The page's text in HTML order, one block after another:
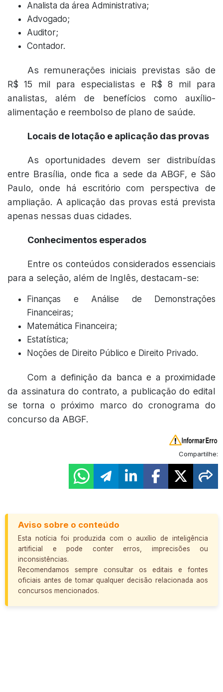
Analista da área Administrativa;
Advogado;
Auditor;
Contador.
As remunerações iniciais previstas são de
R$ 15 mil para especialistas e R$ 8 mil para
analistas, além de benefícios como auxílio-
alimentação e reembolso de plano de saúde.
Locais de lotação e aplicação das provas
As oportunidades devem ser distribuídas
entre Brasília, onde fica a sede da ABGF, e São
Paulo, onde há escritório com perspectiva de
ampliação. A aplicação das provas está prevista
apenas nessas duas cidades.
Conhecimentos esperados
Entre os conteúdos considerados essenciais
para a seleção, além de Inglês, destacam-se:
Finanças e Análise de Demonstrações
Financeiras;
Matemática Financeira;
Estatística;
Noções de Direito Público e Direito Privado.
Com a definição da banca e a proximidade
da assinatura do contrato, a publicação do edital
se torna o próximo marco do cronograma do
concurso da ABGF.
Compartilhe:
Aviso sobre o conteúdo
Esta notícia foi produzida com o auxílio de inteligência
artificial e pode conter erros, imprecisões ou
inconsistências.
Recomendamos sempre consultar os editais e fontes
oficiais antes de tomar qualquer decisão relacionada aos
concursos mencionados.